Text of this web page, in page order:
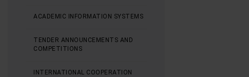
ACADEMIC INFORMATION SYSTEMS
TENDER ANNOUNCEMENTS AND
COMPETITIONS
INTERNATIONAL COOPERATION